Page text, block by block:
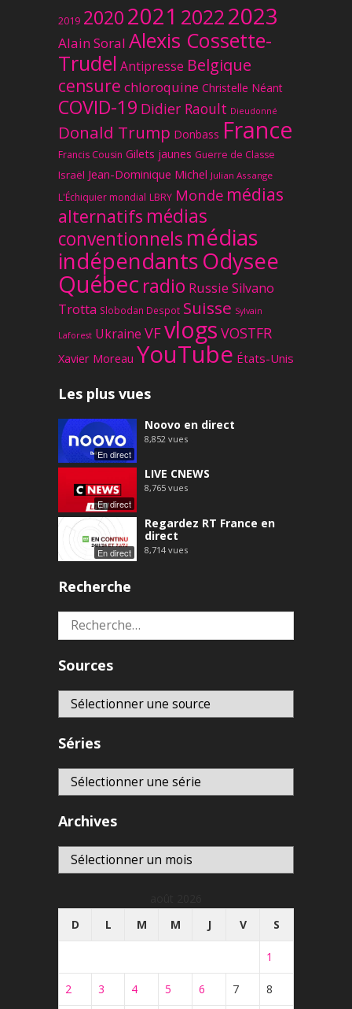
2019 20202021 20222023
Alain Soral Alexis Cossette-
Trudel Antipresse Belgique
censure chloroquine Christelle Néant
COVID-19 Didier Raoult Dieudonné
Donald Trump Donbass France
Francis Cousin Gilets jaunes Guerre de Classe
Israël Jean-Dominique Michel Julian Assange
L'Échiquier mondial LBRY Monde médias
alternatifs médias
conventionnels médias
indépendantsOdysee
Québec radio Russie Silvano
Trotta Slobodan Despot Suisse Sylvain
Laforest Ukraine VFvlogs VOSTFR
Xavier Moreau YouTube États-Unis
Les plus vues
En direct
Noovo en direct
8,852 vues
En direct
LIVE CNEWS
8,765 vues
En direct
Regardez RT France en
direct
8,714 vues
Recherche
Rechercher :
Sources
Séries
Archives
Archives
D
L M M J V S
1
2 3 4 5 6 7 8